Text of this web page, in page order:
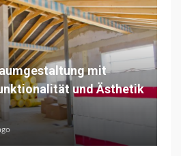
mit
und Ästhetik